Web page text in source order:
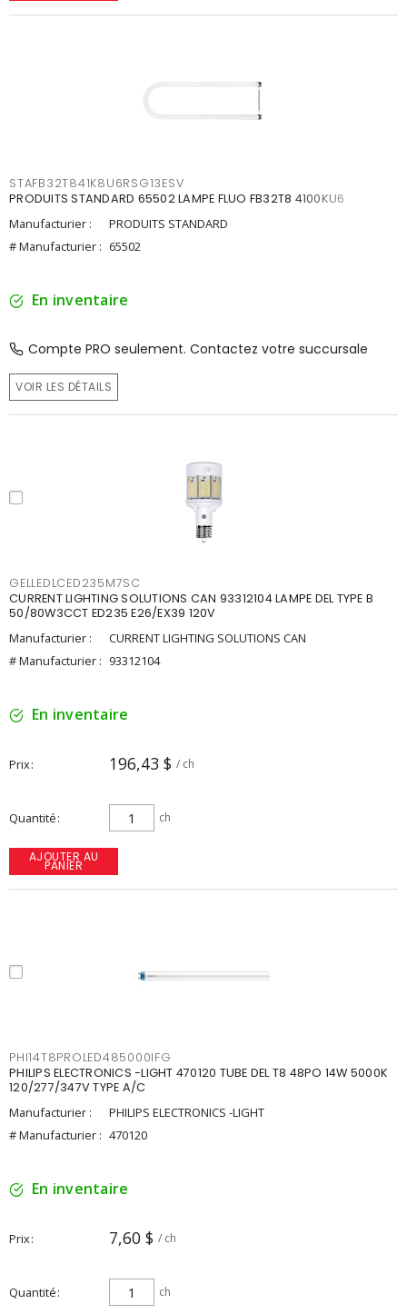
STAFB32T841K8U6RSG13ESV
PRODUITS STANDARD 65502 LAMPE FLUO FB32T8 4100KU6
Manufacturier :
PRODUITS STANDARD
# Manufacturier : 65502
En inventaire
Compte PRO seulement. Contactez votre succursale
VOIR LES DÉTAILS
GELLEDLCED235M7SC
CURRENT LIGHTING SOLUTIONS CAN 93312104 LAMPE DEL TYPE B
50/80W3CCT ED235 E26/EX39 120V
Manufacturier :
CURRENT LIGHTING SOLUTIONS CAN
# Manufacturier : 93312104
En inventaire
Prix 196,43 $ / ch
Quantité ch
AJOUTER AU
PANIER
PHI14T8PROLED485000IFG
PHILIPS ELECTRONICS -LIGHT 470120 TUBE DEL T8 48PO 14W 5000K
120/277/347V TYPE A/C
Manufacturier :
PHILIPS ELECTRONICS -LIGHT
# Manufacturier : 470120
En inventaire
Prix 7,60 $ / ch
Quantité ch